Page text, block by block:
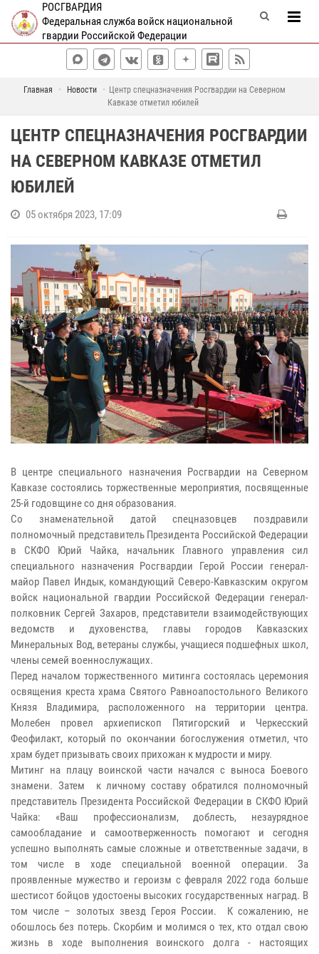
РОСГВАРДИЯ
Федеральная служба войск национальной
гвардии Российской Федерации
Главная Новости
Центр спецназначения Росгвардии на Северном
Кавказе отметил юбилей
ЦЕНТР СПЕЦНАЗНАЧЕНИЯ РОСГВАРДИИ
НА СЕВЕРНОМ КАВКАЗЕ ОТМЕТИЛ
ЮБИЛЕЙ
05 октября 2023, 17:09
В центре специального назначения Росгвардии на Северном
Кавказе состоялись торжественные мероприятия, посвященные
25-й годовщине со дня образования.
Со знаменательной датой спецназовцев поздравили
полномочный представитель Президента Российской Федерации
в СКФО Юрий Чайка, начальник Главного управления сил
специального назначения Росгвардии Герой России генерал-
майор Павел Индык, командующий Северо-Кавказским округом
войск национальной гвардии Российской Федерации генерал-
полковник Сергей Захаров, представители взаимодействующих
ведомств и духовенства, главы городов Кавказских
Минеральных Вод, ветераны службы, учащиеся подшефных школ,
члены семей военнослужащих.
Перед началом торжественного митинга состоялась церемония
освящения креста храма Святого Равноапостольного Великого
Князя Владимира, расположенного на территории центра.
Молебен провел архиепископ Пятигорский и Черкесский
Феофилакт, который по окончании богослужения отметил, что
храм будет призывать своих прихожан к мудрости и миру.
Митинг на плацу воинской части начался с выноса Боевого
знамени. Затем к личному составу обратился полномочный
представитель Президента Российской Федерации в СКФО Юрий
Чайка: «Ваш профессионализм, доблесть, незаурядное
самообладание и самоотверженность помогают и сегодня
успешно выполнять самые сложные и ответственные задачи, в
том числе в ходе специальной военной операции. За
проявленные мужество и героизм с февраля 2022 года больше
шестисот бойцов удостоены высоких государственных наград. В
том числе – золотых звезд Героя России. К сожалению, не
обошлось без потерь. Скорбим и молимся о тех, кто отдал свою
жизнь в ходе выполнения воинского долга - настоящих